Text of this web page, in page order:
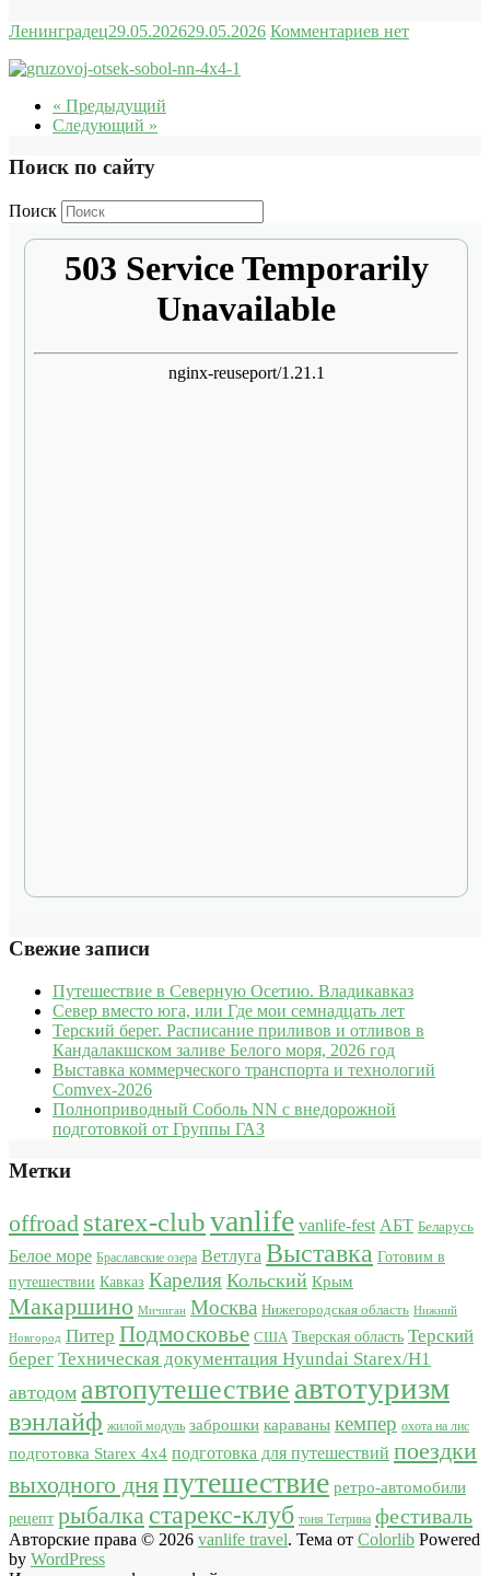
Ленинградец29.05.202629.05.2026 Комментариев нет
« Предыдущий
Следующий »
Поиск по сайту
Поиск
Свежие записи
Путешествие в Северную Осетию. Владикавказ
Север вместо юга, или Где мои семнадцать лет
Терский берег. Расписание приливов и отливов в
Кандалакшском заливе Белого моря, 2026 год
Выставка коммерческого транспорта и технологий
Comvex-2026
Полноприводный Соболь NN с внедорожной
подготовкой от Группы ГАЗ
Метки
offroad starex-clubvanlife vanlife-fest АБТ Беларусь
Белое море Браславские озера Ветлуга Выставка Готовим в
путешествии Кавказ Карелия Кольский Крым
Макаршино Мичиган Москва Нижегородская область Нижний
Новгород Питер Подмосковье США Тверская область Терский
берег Техническая документация Hyundai Starex/H1
автодом автопутешествие автотуризм
вэнлайф жилой модуль заброшки караваны кемпер охота на лис
подготовка Starex 4x4 подготовка для путешествий поездки
выходного дняпутешествие ретро-автомобили
рецепт рыбалка старекс-клуб тоня Тетрина фестиваль
Авторские права © 2026 vanlife travel. Тема от Colorlib Powered
by WordPress